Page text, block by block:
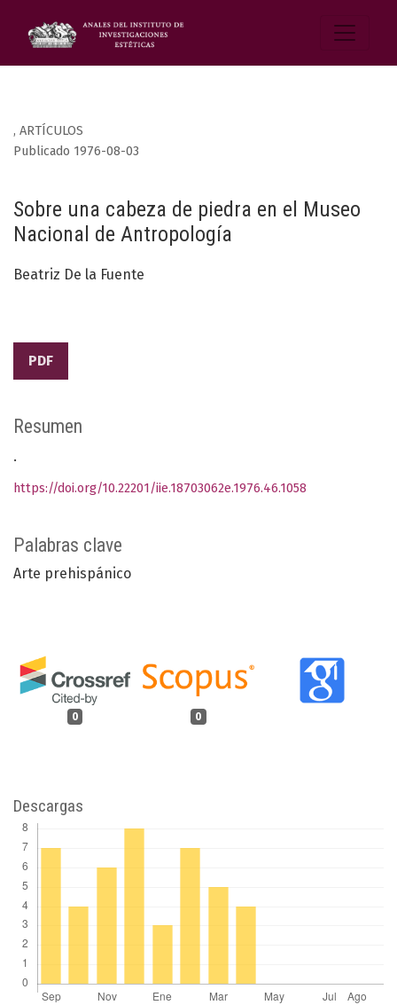
, ARTÍCULOS
Sobre una cabeza de piedra en el Museo
Nacional de Antropología
Publicado 1976-08-03
Beatriz De la Fuente
PDF
Palabras clave
Arte prehispánico
0 0
Resumen
.
https://doi.org/10.22201/iie.18703062e.1976.46.1058
Descargas